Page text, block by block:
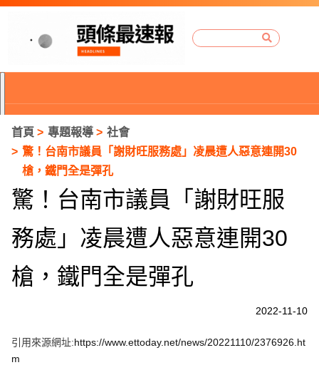
首頁 專題報導
社會
驚！台南市議員「謝財旺服務處」凌晨遭人惡意連開30
槍，鐵門全是彈孔
驚！台南市議員「謝財旺服
務處」凌晨遭人惡意連開30
槍，鐵門全是彈孔
2022-11-10
引用來源網址:https://www.ettoday.net/news/20221110/2376926.ht
m